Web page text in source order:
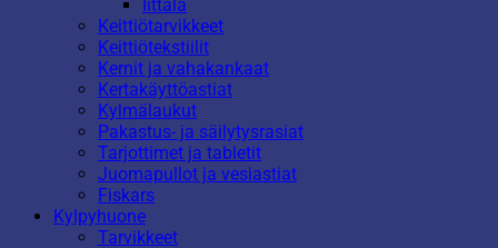
Iittala
Keittiötarvikkeet
Keittiötekstiilit
Kernit ja vahakankaat
Kertakäyttöastiat
Kylmälaukut
Pakastus- ja säilytysrasiat
Tarjottimet ja tabletit
Juomapullot ja vesiastiat
Fiskars
Kylpyhuone
Tarvikkeet